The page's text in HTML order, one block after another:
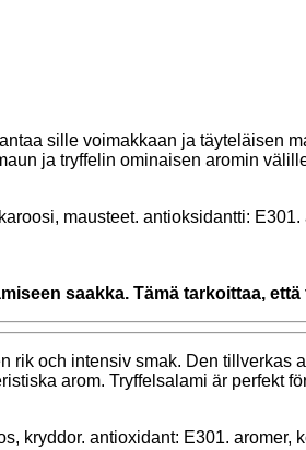
sille voimakkaan ja täyteläisen
ja tryffelin ominaisen aromin
mausteet. antioksidantti:
saakka. Tämä tarkoittaa,
och intensiv smak. Den tillverkas
arom. Tryffelsalami är perfekt
kryddor. antioxidant: E301. aromer,